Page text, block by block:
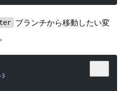
ブランチから移動したい変